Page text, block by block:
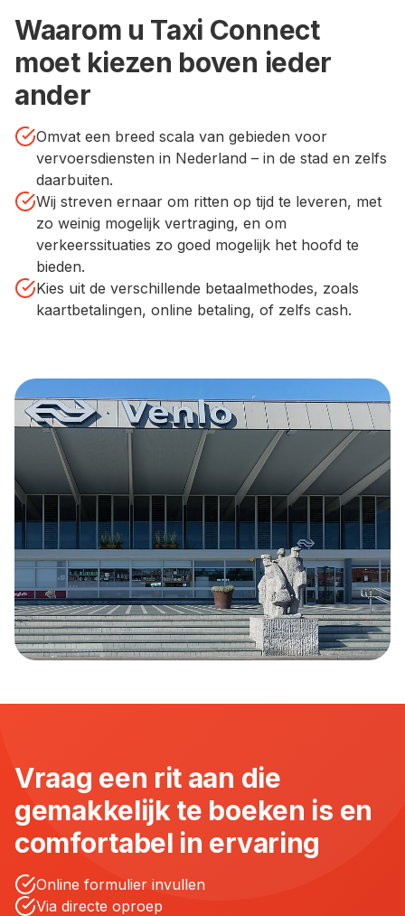
Waarom u Taxi Connect
moet kiezen boven ieder
ander
Omvat een breed scala van gebieden voor
vervoersdiensten in Nederland – in de stad en zelfs
daarbuiten.
Wij streven ernaar om ritten op tijd te leveren, met
zo weinig mogelijk vertraging, en om
verkeerssituaties zo goed mogelijk het hoofd te
bieden.
Kies uit de verschillende betaalmethodes, zoals
kaartbetalingen, online betaling, of zelfs cash.
Vraag een rit aan die
gemakkelijk te boeken is en
comfortabel in ervaring
Online formulier invullen
Via directe oproep